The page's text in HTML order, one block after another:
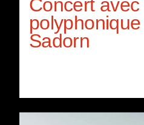
Concert
Sadorn